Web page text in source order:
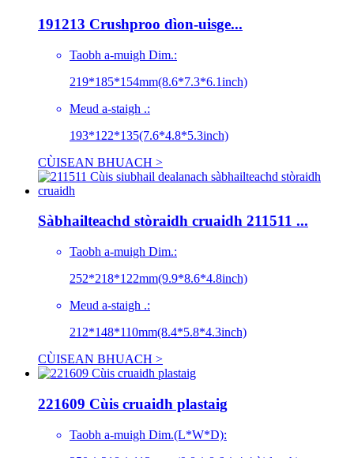
191213 Crushproo dìon-uisge...
Taobh a-muigh Dim.:
219*185*154mm(8.6*7.3*6.1inch)
Meud a-staigh .:
193*122*135(7.6*4.8*5.3inch)
CÙISEAN BHUACH >
Sàbhailteachd stòraidh cruaidh 211511 ...
Taobh a-muigh Dim.:
252*218*122mm(9.9*8.6*4.8inch)
Meud a-staigh .:
212*148*110mm(8.4*5.8*4.3inch)
CÙISEAN BHUACH >
221609 Cùis cruaidh plastaig
Taobh a-muigh Dim.(L*W*D):